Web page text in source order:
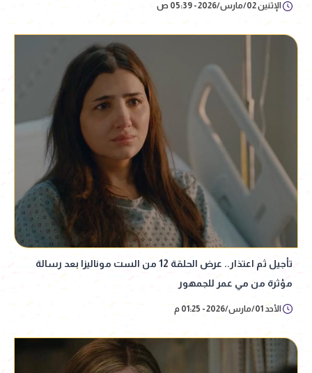
الإثنين 02/مارس/2026 - 05:39 ص
تأجيل ثم اعتذار.. عرض الحلقة 12 من الست موناليزا بعد رسالة
مؤثرة من مي عمر للجمهور
الأحد 01/مارس/2026 - 01:25 م